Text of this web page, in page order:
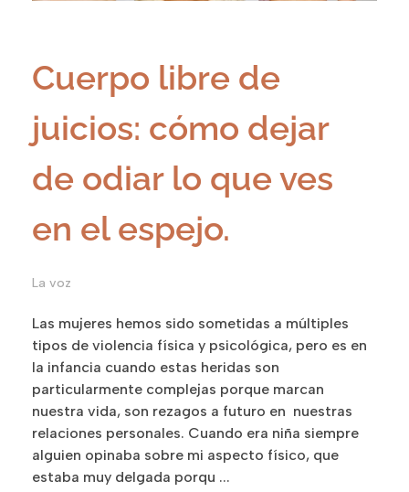
Cuerpo libre de
juicios: cómo dejar
de odiar lo que ves
en el espejo.
La voz
Las mujeres hemos sido sometidas a múltiples
tipos de violencia física y psicológica, pero es en
la infancia cuando estas heridas son
particularmente complejas porque marcan
nuestra vida, son rezagos a futuro en nuestras
relaciones personales. Cuando era niña siempre
alguien opinaba sobre mi aspecto físico, que
estaba muy delgada porqu ...